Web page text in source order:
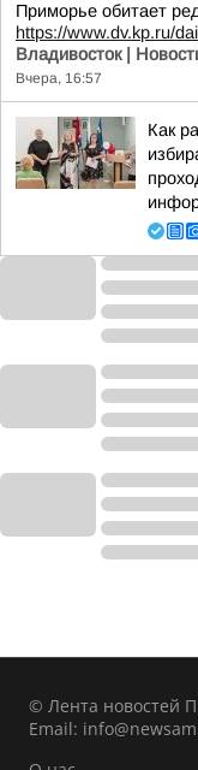
Приморье обитает
https://www.dv.kp.ru/
Владивосток |
Вчера, 16:57
Как
© Лента новостей
Email: